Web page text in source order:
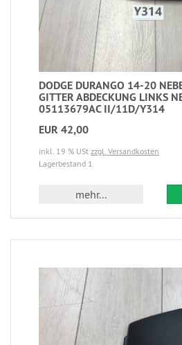
DODGE DURANGO 14-20
GITTER ABDECKUNG LINKS
05113679AC II/11D/Y314
EUR 42,00
inkl. 19 % USt zzgl. Versandkosten
Lagerbestand 1
mehr...